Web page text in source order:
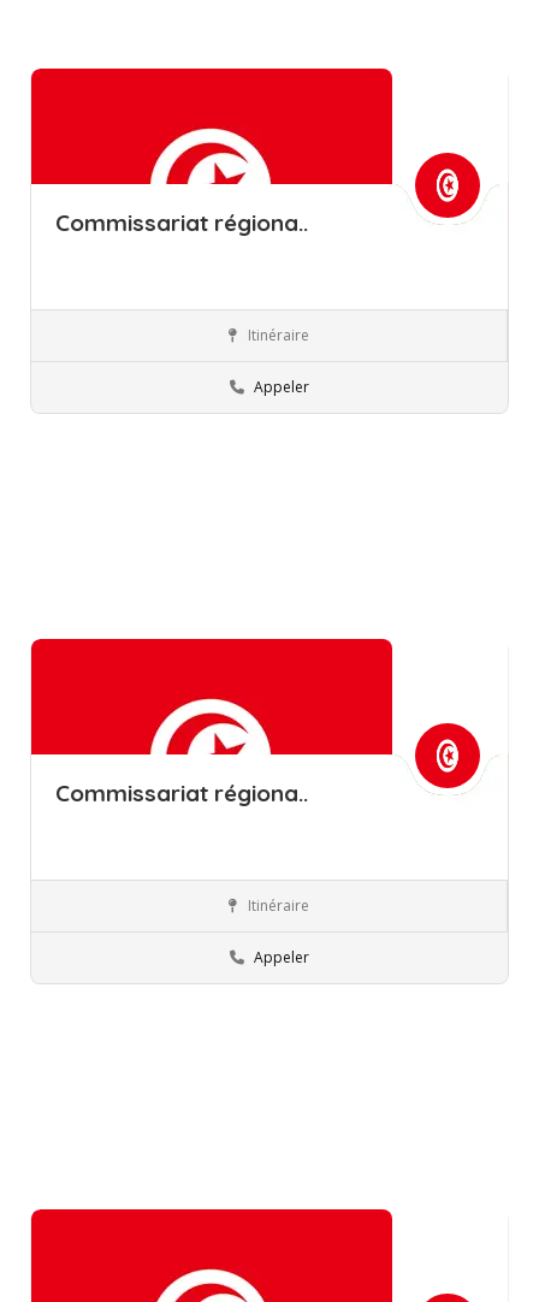
Commissariat régiona..
Commissions régionales de l’éducation
Itinéraire
Appeler
Commissariat régiona..
Commissions régionales de l’éducation
Itinéraire
Appeler